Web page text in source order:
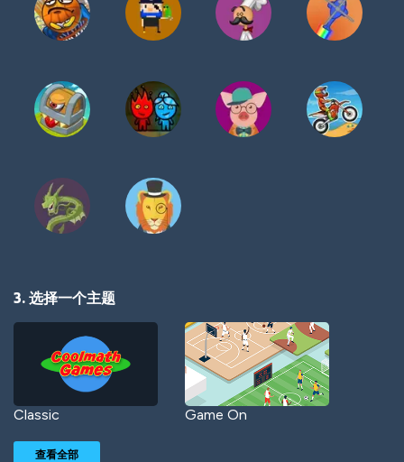
3. 选择一个主题
Classic Game On
查看全部